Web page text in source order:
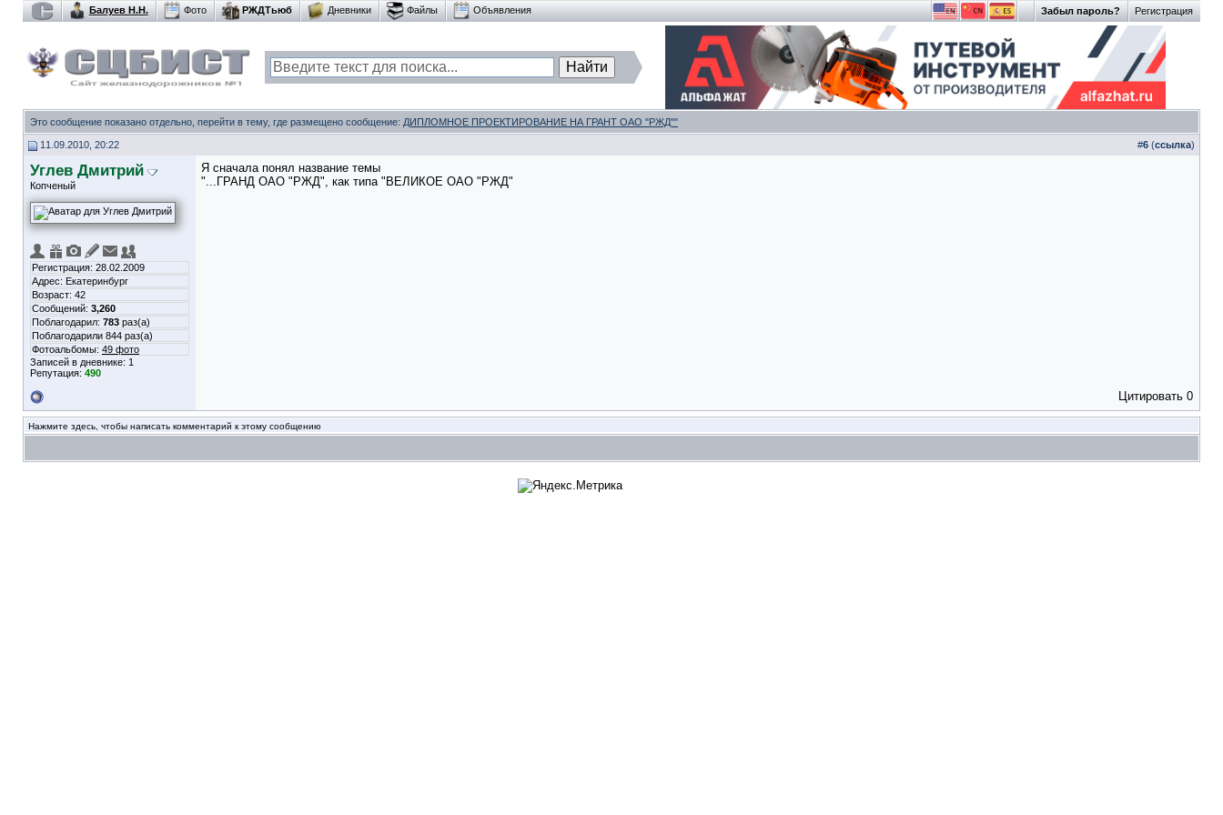
Регистрация
Забыл пароль?
Балуев Н.Н. Фото РЖДТьюб Дневники Файлы Объявления
Это сообщение показано отдельно, перейти в тему, где размещено сообщение: ДИПЛОМНОЕ ПРОЕКТИРОВАНИЕ НА ГРАНТ ОАО "РЖД""
11.09.2010, 20:22 #6 (ссылка)
Углев Дмитрий
Копченый
Регистрация: 28.02.2009
Адрес: Екатеринбург
Возраст: 42
Сообщений: 3,260
Поблагодарил: 783 раз(а)
Поблагодарили 844 раз(а)
Фотоальбомы: 49 фото
Записей в дневнике: 1
Репутация: 490
Я сначала понял название темы
"...ГРАНД ОАО "РЖД", как типа "ВЕЛИКОЕ ОАО "РЖД"
Цитировать 0
Нажмите здесь, чтобы написать комментарий к этому сообщению